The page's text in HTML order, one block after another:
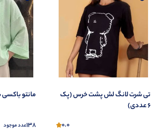
تی شرت لانگ لش پشت خرس (پک
6 عددی)
0.0
مانتو باکسی شیوا
138عدد موجود